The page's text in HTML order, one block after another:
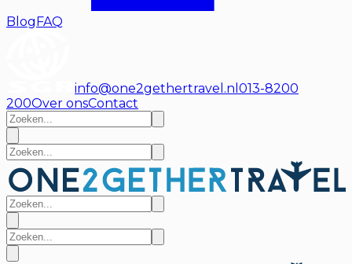
BlogFAQ
info@one2gethertravel.nl 013-8200
200Over onsContact